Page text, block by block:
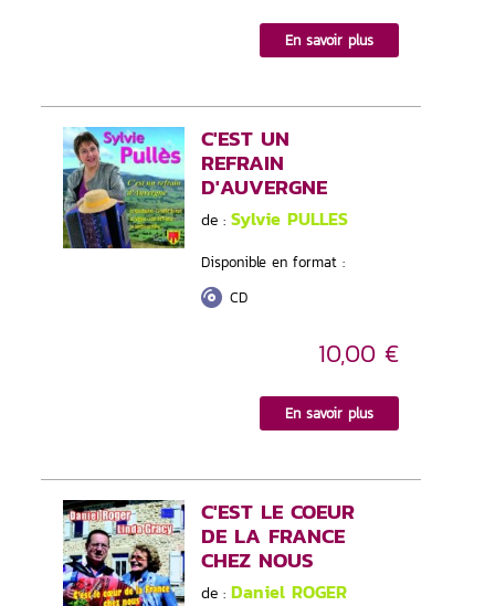
En savoir plus
C'EST UN
REFRAIN
D'AUVERGNE
de : Sylvie PULLES
Disponible en format :
CD
10,00 €
En savoir plus
C'EST LE COEUR
DE LA FRANCE
CHEZ NOUS
de : Daniel ROGER